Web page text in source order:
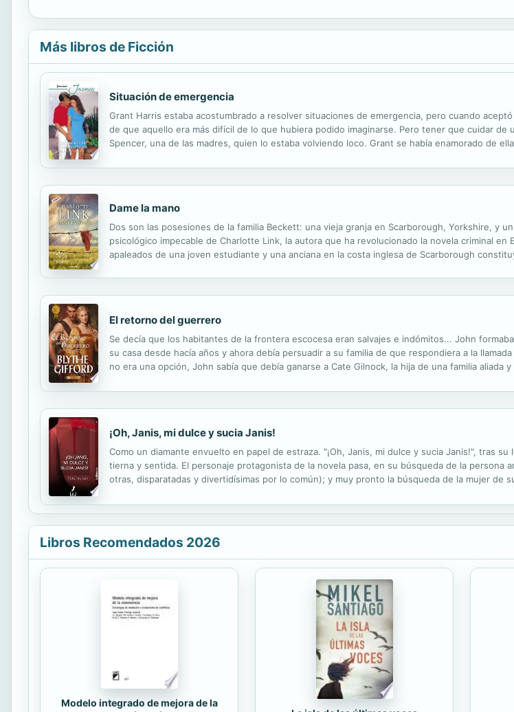
Más libros de Ficción
Situación de emergencia
Grant Harris estaba acostumbrado a resolver situaciones de emergencia, pero cuando
de que aquello era más difícil de lo que hubiera podido imaginarse. Pero tener que cuidar
Spencer, una de las madres, quien lo estaba volviendo loco. Grant se había enamorado de
Dame la mano
Dos son las posesiones de la familia Beckett: una vieja granja en Scarborough, Yorkshire, y
psicológico impecable de Charlotte Link, la autora que ha revolucionado la novela criminal
apaleados de una joven estudiante y una anciana en la costa inglesa de Scarborough
El retorno del guerrero
Se decía que los habitantes de la frontera escocesa eran salvajes e indómitos... John
su casa desde hacía años y ahora debía persuadir a su familia de que respondiera a la
no era una opción, John sabía que debía ganarse a Cate Gilnock, la hija de una familia
¡Oh, Janis, mi dulce y sucia Janis!
Como un diamante envuelto en papel de estraza. "¡Oh, Janis, mi dulce y sucia Janis!", tras
tierna y sentida. El personaje protagonista de la novela pasa, en su búsqueda de la persona
otras, disparatadas y divertidísimas por lo común); y muy pronto la búsqueda de la mujer de
Libros Recomendados 2026
Modelo integrado de mejora de la